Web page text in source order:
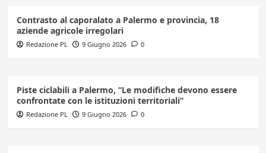
Contrasto al caporalato a Palermo e provincia, 18
aziende agricole irregolari
Redazione PL 9 Giugno 2026 0
Piste ciclabili a Palermo, “Le modifiche devono essere
confrontate con le istituzioni territoriali”
Redazione PL 9 Giugno 2026 0